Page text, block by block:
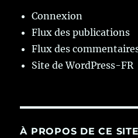
Connexion
Flux des publications
Flux des
Site de WordPress-FR
À PROPOS DE CE SITE